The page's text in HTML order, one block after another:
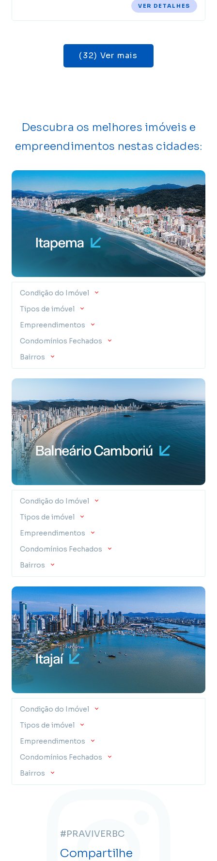
VER DETALHES
(32) Ver mais
Descubra os melhores imóveis e
empreendimentos nestas cidades:
Condição do Imóvel
Tipos de imóvel
Empreendimentos
Condomínios Fechados
Bairros
Condição do Imóvel
Tipos de imóvel
Empreendimentos
Condomínios Fechados
Bairros
Condição do Imóvel
Tipos de imóvel
Empreendimentos
Condomínios Fechados
Bairros
#PRAVIVERBC
Compartilhe